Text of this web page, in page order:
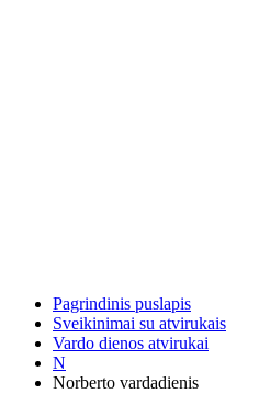
Pagrindinis puslapis
Sveikinimai su atvirukais
Vardo dienos atvirukai
N
Norberto vardadienis